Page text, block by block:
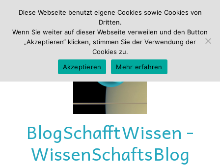
BlogSchafftWissen -
WissenSchaftsBlog
Diese Webseite benutzt eigene Cookies sowie Cookies von
Dritten.
Wenn Sie weiter auf dieser Webseite verweilen und den Button
„Akzeptieren“ klicken, stimmen Sie der Verwendung der
Cookies zu.
Akzeptieren
Mehr erfahren